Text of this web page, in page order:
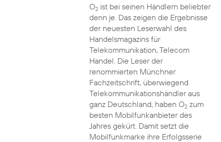
O2ist bei seinen Händlern beliebter
denn je. Das zeigen die Ergebnisse
der neuesten Leserwahl des
Handelsmagazins für
Telekommunikation, Telecom
Handel. Die Leser der
renommierten Münchner
Fachzeitschrift, überwiegend
Telekommunikationshändler aus
ganz Deutschland, haben O2zum
besten Mobilfunkanbieter des
Jahres gekürt. Damit setzt die
Mobilfunkmarke ihre Erfolgsserie